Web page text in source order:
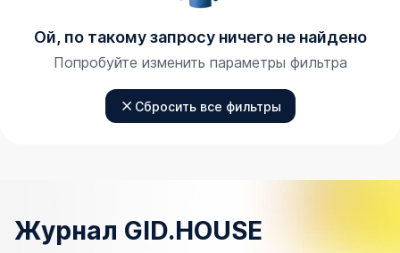
Ой, по такому запросу ничего не найдено
Попробуйте изменить параметры фильтра
Сбросить все фильтры
Журнал GID.HOUSE